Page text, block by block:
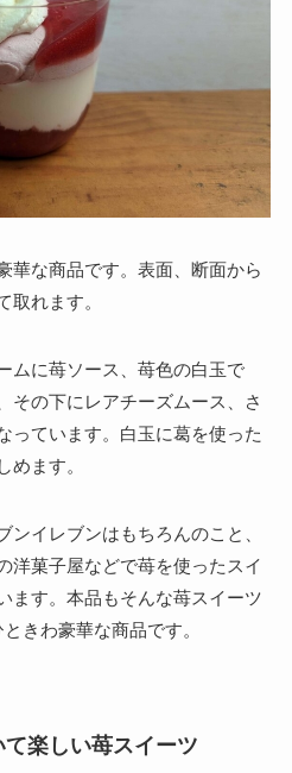
華な商品です。表面、断面から
取れます。
ムに苺ソース、苺色の白玉で
その下にレアチーズムース、さ
っています。白玉に葛を使った
めます。
イレブンはもちろんのこと、
洋菓子屋などで苺を使ったスイ
ます。本品もそんな苺スイーツ
きわ豪華な商品です。
楽しい苺スイーツ